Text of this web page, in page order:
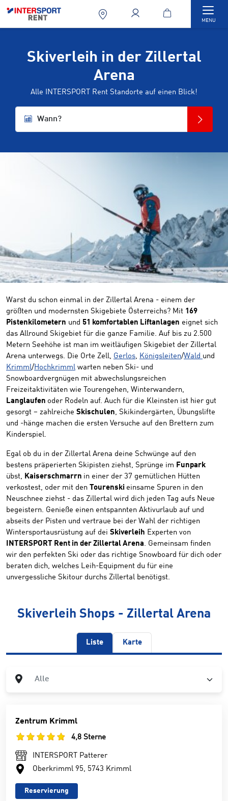
MENU
Skiverleih in der Zillertal
Arena
Alle INTERSPORT Rent Standorte auf einen Blick!
Wann?
©
Warst du schon einmal in der Zillertal Arena - einem der
größten und modernsten Skigebiete Österreichs? Mit 169
Pistenkilometern und 51 komfortablen Liftanlagen eignet sich
das Allround Skigebiet für die ganze Familie. Auf bis zu 2.500
Metern Seehöhe ist man im weitläufigen Skigebiet der Zillertal
Arena unterwegs. Die Orte Zell, Gerlos, Königsleiten/Wald und
Krimml/Hochkrimml warten neben Ski- und
Snowboardvergnügen mit abwechslungsreichen
Freizeitaktivitäten wie Tourengehen, Winterwandern,
Langlaufen oder Rodeln auf. Auch für die Kleinsten ist hier gut
gesorgt – zahlreiche Skischulen, Skikindergärten, Übungslifte
und -hänge machen die ersten Versuche auf den Brettern zum
Kinderspiel.
Egal ob du in der Zillertal Arena deine Schwünge auf den
bestens präperierten Skipisten ziehst, Sprünge im Funpark
übst, Kaiserschmarrn in einer der 37 gemütlichen Hütten
verkostest, oder mit den Tourenski einsame Spuren in den
Neuschnee ziehst - das Zillertal wird dich jeden Tag aufs Neue
begeistern. Genieße einen entspannten Aktivurlaub auf und
abseits der Pisten und vertraue bei der Wahl der richtigen
Wintersportausrüstung auf dei Skiverleih Experten von
INTERSPORT Rent in der Zillertal Arena. Gemeinsam finden
wir den perfekten Ski oder das richtige Snowboard für dich oder
beraten dich, welches Leih-Equipment du für eine
unvergessliche Skitour durchs Zillertal benötigst.
Skiverleih Shops - Zillertal Arena
Liste Karte
Alle
Zentrum Krimml
4,8 Sterne
INTERSPORT Patterer
Oberkrimml 95, 5743 Krimml
Reservierung